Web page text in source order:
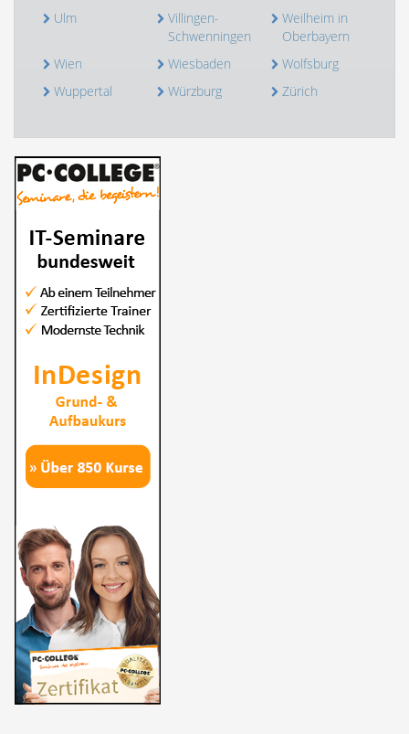
Ulm
Villingen-
Schwenningen
Weilheim in
Oberbayern
Wien
Wiesbaden
Wolfsburg
Wuppertal
Würzburg Zürich